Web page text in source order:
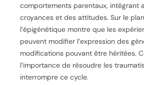
comportements parentaux, intégrant
croyances et des attitudes. Sur le
l’épigénétique montre que les
peuvent modifier l’expression des
modifications pouvant être héritées.
l’importance de résoudre les
interrompre ce cycle.